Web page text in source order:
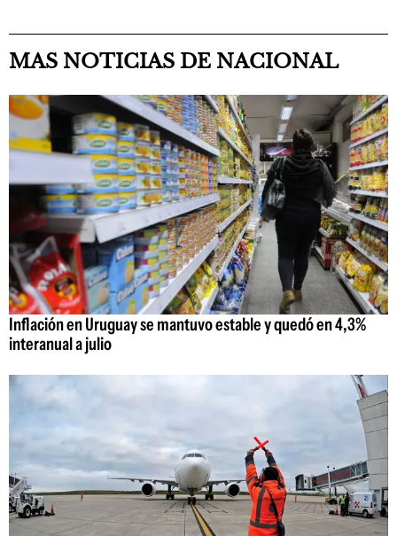
MAS NOTICIAS DE NACIONAL
Inflación en Uruguay se mantuvo estable y quedó en 4,3%
interanual a julio